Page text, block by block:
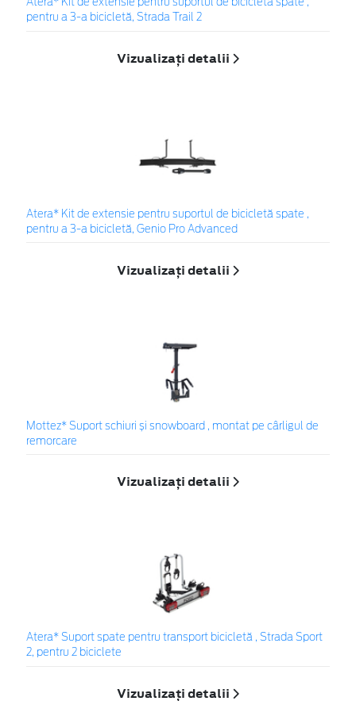
Atera* Kit de extensie pentru suportul de bicicletă spate ,
pentru a 3-a bicicletă, Strada Trail 2
Vizualizați detalii
Atera* Kit de extensie pentru suportul de bicicletă spate ,
pentru a 3-a bicicletă, Genio Pro Advanced
Vizualizați detalii
Mottez* Suport schiuri și snowboard , montat pe cârligul de
remorcare
Vizualizați detalii
Atera* Suport spate pentru transport bicicletă , Strada Sport
2, pentru 2 biciclete
Vizualizați detalii